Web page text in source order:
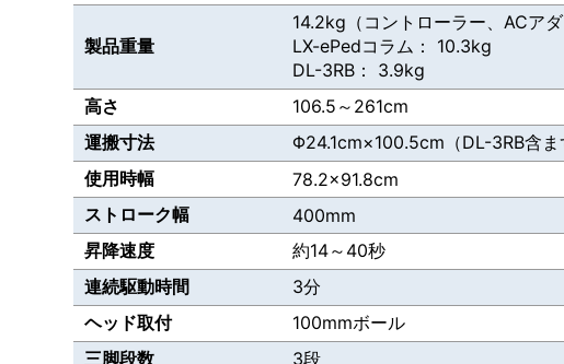
製品重量
14.2kg（コントローラー、ACアダ
LX-ePedコラム： 10.3kg
DL-3RB： 3.9kg
高さ
106.5～261cm
運搬寸法
Φ24.1cm×100.5cm（DL-3RB含ま
使用時幅
78.2×91.8cm
ストローク幅
400mm
昇降速度
約14～40秒
連続駆動時間
3分
ヘッド取付
100mmボール
三脚段数
3段